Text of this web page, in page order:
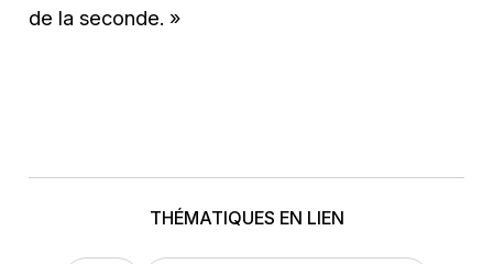
de la seconde. »
THÉMATIQUES EN LIEN